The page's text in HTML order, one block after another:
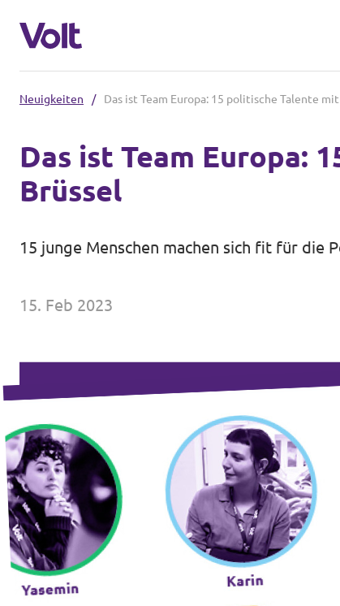
Website
Lokale Teams
Volt in Deutschland
Website
Programm
Über Volt
Unsere Events
Mache bei uns mit!
Deine Spende für Volt!
Neuigkeiten / Das ist Team Europa: 15 politische Talente
Das ist Team Europa:
Brüssel
15 junge Menschen machen sich fit für die
15. Feb 2023